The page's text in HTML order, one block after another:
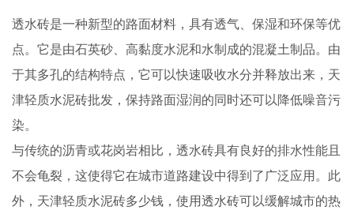
透水砖是一种新型的路面材料，具有透气、保湿和环保等优
点。它是由石英砂、高黏度水泥和水制成的混凝土制品。由
于其多孔的结构特点，它可以快速吸收水分并释放出来，天
津轻质水泥砖批发，保持路面湿润的同时还可以降低噪音污
染。
与传统的沥青或花岗岩相比，透水砖具有良好的排水性能且
不会龟裂，这使得它在城市道路建设中得到了广泛应用。此
外，天津轻质水泥砖多少钱，使用透水砖可以缓解城市的热